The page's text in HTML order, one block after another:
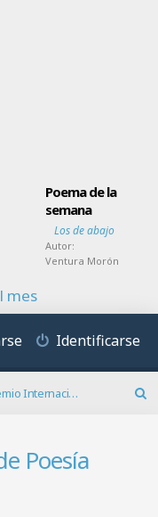
Poema de la
semana
Los de abajo
Autor:
Ventura Morón
mes
Identificarse
I Premio Internacional de Poesía Blanca Sandino
Poesía